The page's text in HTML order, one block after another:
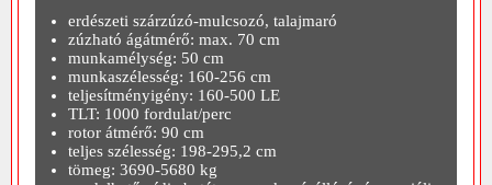
erdészeti szárzúzó-mulcsozó, talajmaró
zúzható ágátmérő: max. 70 cm
munkamélység: 50 cm
munkaszélesség: 160-256 cm
teljesítményigény: 160-500 LE
TLT: 1000 fordulat/perc
rotor átmérő: 90 cm
teljes szélesség: 198-295,2 cm
tömeg: 3690-5680 kg